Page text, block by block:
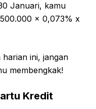
Januari, kamu
x 0,073% x
ini, jangan
membengkak!
Kredit